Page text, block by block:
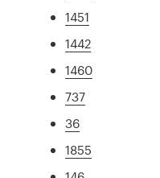
1451
1442
1460
737
36
1855